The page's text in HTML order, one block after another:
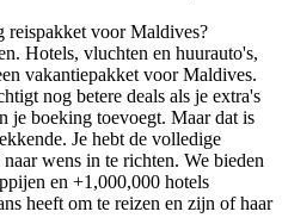
reispakket voor Maldives?
Hotels, vluchten en huurauto's,
vakantiepakket voor Maldives.
nog betere deals als je extra's
je boeking toevoegt. Maar dat is
Je hebt de volledige
wens in te richten. We bieden
en +1,000,000 hotels
heeft om te reizen en zijn of haar